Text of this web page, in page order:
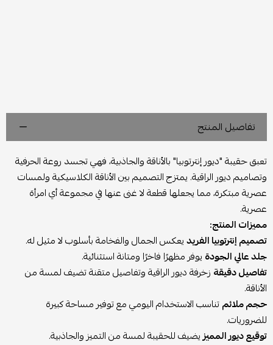
تفاصيل المنتج
تعبق حقيبة "ديور إنترتوبيا" بالأناقة والجاذبية، فهي تجسد روعة الحرفية
وتصاميم ديور الراقية. يمتزج التصميم بين الأناقة الكلاسيكية ولمسات
عصرية مبتكرة، مما يجعلها قطعة لا غنى عنها في مجموعة أي امرأة
عصرية.
مميزات المنتج:
تصميم إنترتوبيا الفريديعكس الجمال والفخامة بأسلوب لا مثيل له.
جلد عالي الجودة يوفر مظهرًا فاخرًا ومتانة استثنائية.
تفاصيل دقيقة زخرفة ديور الراقية وتفاصيل متقنة تضيف لمسة من
الأناقة.
حجم ملائمتناسب الاستخدام اليومي مع توفير مساحة كبيرة
للضروريات.
توقيع ديور المميزيضيف للحقيبة لمسة من التميز والجاذبية.